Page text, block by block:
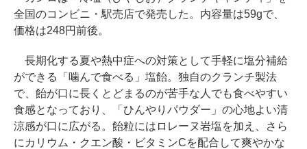
全国のコンビニ・駅売店で発売した。内容量は59gで、
価格は248円前後。
長期化する夏や熱中症への対策として手軽に塩分補給
ができる「噛んで食べる」塩飴。独自のクランチ製法
で、飴が口に長くとどまるのが苦手な人でも食べやすい
食感となっており、「ひんやりパウダー」の心地よい清
涼感が口に広がる。飴粒にはロレーヌ岩塩を加え、さら
にカリウム・クエン酸・ビタミンCを配合して爽やかな